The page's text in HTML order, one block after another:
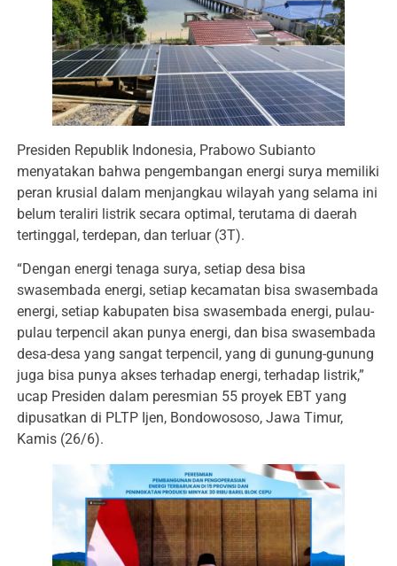
Presiden Republik Indonesia, Prabowo Subianto
menyatakan bahwa pengembangan energi surya memiliki
peran krusial dalam menjangkau wilayah yang selama ini
belum teraliri listrik secara optimal, terutama di daerah
tertinggal, terdepan, dan terluar (3T).
“Dengan energi tenaga surya, setiap desa bisa
swasembada energi, setiap kecamatan bisa swasembada
energi, setiap kabupaten bisa swasembada energi, pulau-
pulau terpencil akan punya energi, dan bisa swasembada
desa-desa yang sangat terpencil, yang di gunung-gunung
juga bisa punya akses terhadap energi, terhadap listrik,”
ucap Presiden dalam peresmian 55 proyek EBT yang
dipusatkan di PLTP Ijen, Bondowososo, Jawa Timur,
Kamis (26/6).